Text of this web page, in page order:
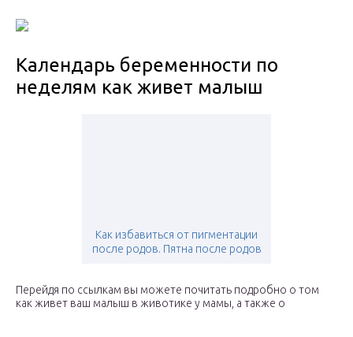
Календарь беременности по
неделям как живет малыш
Как избавиться от пигментации
после родов. Пятна после родов
Перейдя по ссылкам вы можете почитать подробно о том
как живет ваш малыш в животике у мамы, а также о